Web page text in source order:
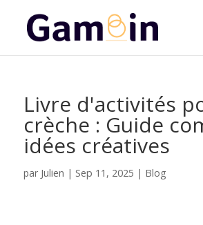
Livre d'activités
crèche : Guide
idées créatives
par Julien | Sep 11, 2025 | Blog